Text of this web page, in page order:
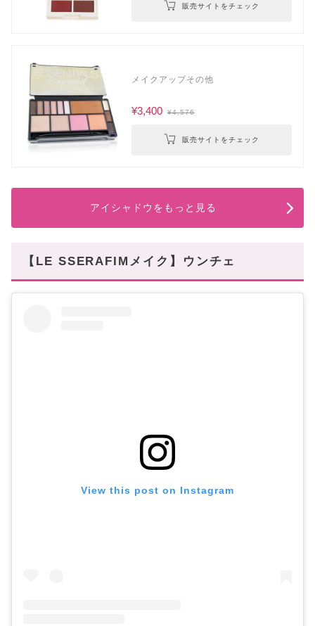
販売サイトをチェック
メイクアップその他
¥3,400 ¥4,576
販売サイトをチェック
アイシャドウをもっと見る
【LE SSERAFIMメイク】ウンチェ
View this post on Instagram